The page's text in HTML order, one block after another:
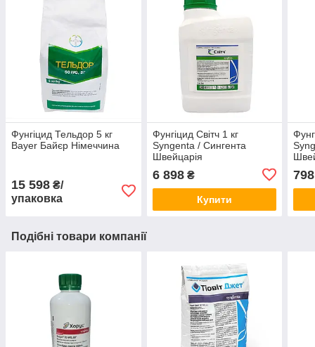
Фунгіцид Тельдор 5 кг
Bayer Байєр Німеччина
15 598 ₴/
упаковка
Фунгіцид Світч 1 кг
Syngenta / Сингента
Швейцарія
6 898₴
Купити
798
Подібні товари компанії